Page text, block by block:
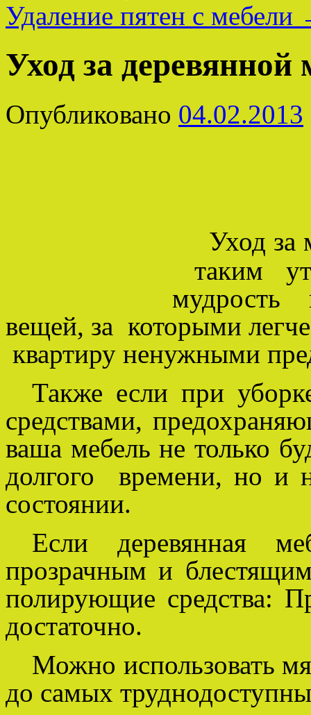
Удаление пятен с мебели
Уход за деревянной
Опубликовано 04.02.2013
Уход за
таким
мудрость
вещей, за которыми
квартиру ненужными
Также если при
средствами,
ваша мебель не только
долгого времени, но и
состоянии.
Если деревянная
прозрачным и
полирующие средства:
достаточно.
Можно использовать
до самых